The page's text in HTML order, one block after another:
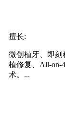
体缺损的嵌体修
治...